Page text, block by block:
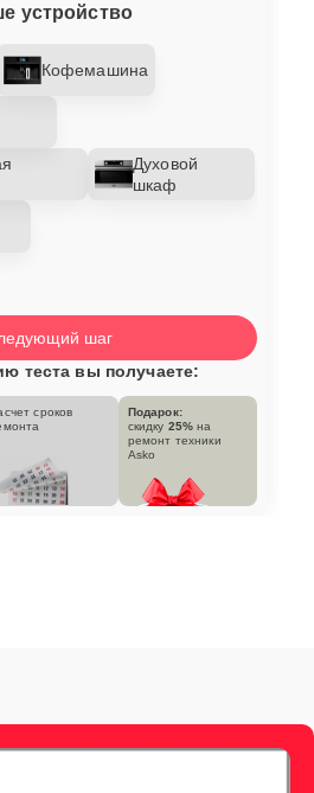
устройство
Кофемашина
Духовой
шкаф
шаг
теста вы получаете:
сроков
Подарок:
скидку 25% на
ремонт техники
Asko